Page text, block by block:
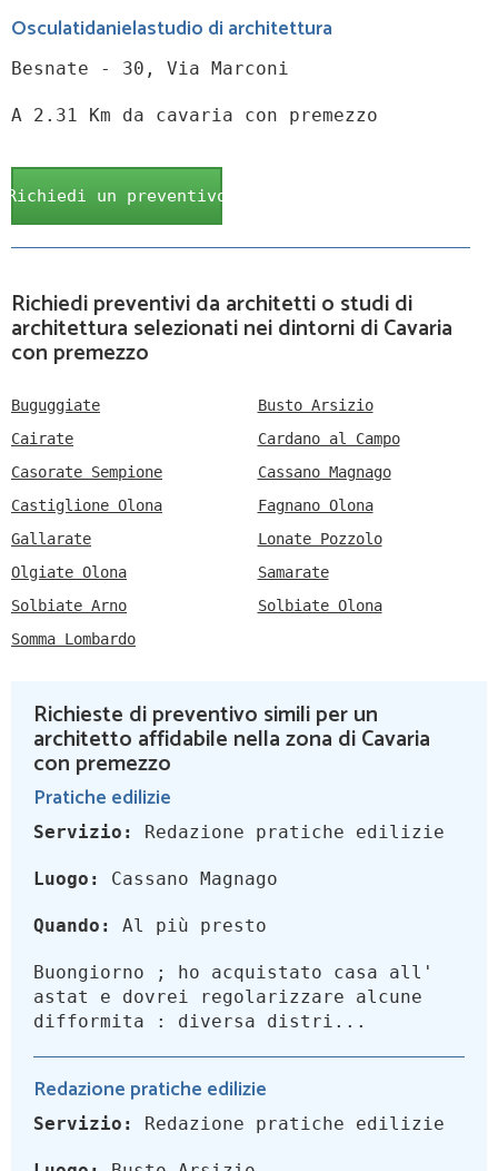
Osculatidanielastudio di architettura
Besnate - 30, Via Marconi
A 2.31 Km da cavaria con premezzo
Richiedi un preventivo
Richiedi preventivi da architetti o studi di
architettura selezionati nei dintorni di Cavaria
con premezzo
Buguggiate
Busto Arsizio
Cairate
Cardano al Campo
Casorate Sempione
Cassano Magnago
Castiglione Olona
Fagnano Olona
Gallarate
Lonate Pozzolo
Olgiate Olona
Samarate
Solbiate Arno
Solbiate Olona
Somma Lombardo
Richieste di preventivo simili per un
architetto affidabile nella zona di Cavaria
con premezzo
Pratiche edilizie
Servizio: Redazione pratiche edilizie
Luogo: Cassano Magnago
Quando: Al più presto
Buongiorno ; ho acquistato casa all'
astat e dovrei regolarizzare alcune
difformita : diversa distri...
Redazione pratiche edilizie
Servizio: Redazione pratiche edilizie